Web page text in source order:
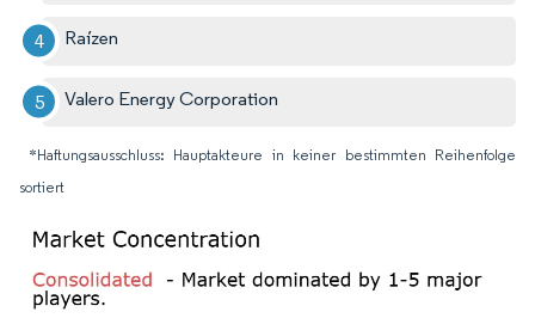
Raízen
Valero Energy Corporation
*Haftungsausschluss: Hauptakteure in keiner bestimmten Reihenfolge
sortiert